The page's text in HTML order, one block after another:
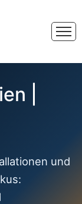
|
und